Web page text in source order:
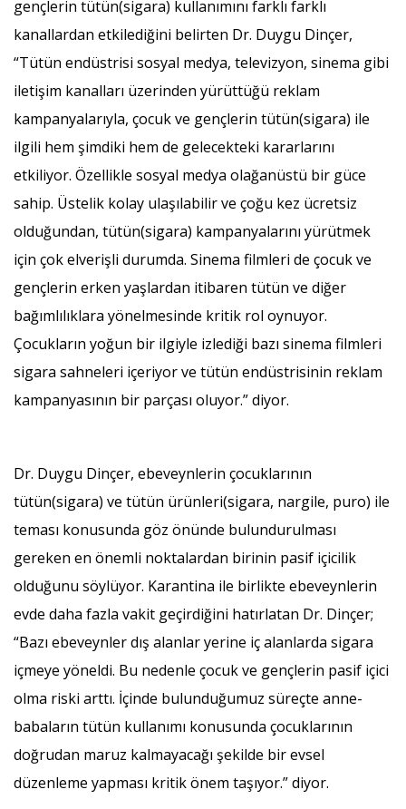
gençlerin tütün(sigara) kullanımını farklı farklı
kanallardan etkilediğini belirten Dr. Duygu Dinçer,
“Tütün endüstrisi sosyal medya, televizyon, sinema gibi
iletişim kanalları üzerinden yürüttüğü reklam
kampanyalarıyla, çocuk ve gençlerin tütün(sigara) ile
ilgili hem şimdiki hem de gelecekteki kararlarını
etkiliyor. Özellikle sosyal medya olağanüstü bir güce
sahip. Üstelik kolay ulaşılabilir ve çoğu kez ücretsiz
olduğundan, tütün(sigara) kampanyalarını yürütmek
için çok elverişli durumda. Sinema filmleri de çocuk ve
gençlerin erken yaşlardan itibaren tütün ve diğer
bağımlılıklara yönelmesinde kritik rol oynuyor.
Çocukların yoğun bir ilgiyle izlediği bazı sinema filmleri
sigara sahneleri içeriyor ve tütün endüstrisinin reklam
kampanyasının bir parçası oluyor.” diyor.
Dr. Duygu Dinçer, ebeveynlerin çocuklarının
tütün(sigara) ve tütün ürünleri(sigara, nargile, puro) ile
teması konusunda göz önünde bulundurulması
gereken en önemli noktalardan birinin pasif içicilik
olduğunu söylüyor. Karantina ile birlikte ebeveynlerin
evde daha fazla vakit geçirdiğini hatırlatan Dr. Dinçer;
“Bazı ebeveynler dış alanlar yerine iç alanlarda sigara
içmeye yöneldi. Bu nedenle çocuk ve gençlerin pasif içici
olma riski arttı. İçinde bulunduğumuz süreçte anne-
babaların tütün kullanımı konusunda çocuklarının
doğrudan maruz kalmayacağı şekilde bir evsel
düzenleme yapması kritik önem taşıyor.” diyor.